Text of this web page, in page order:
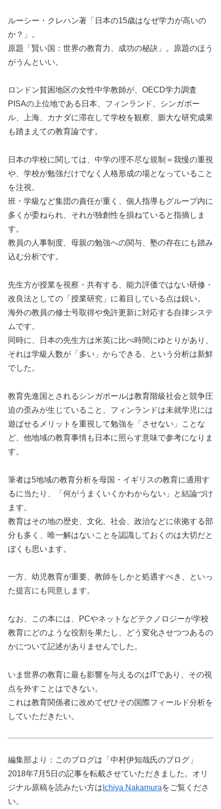
ルーシー・クレハン著「日本の15歳はなぜ学力が高いの
か？」。
原題「賢い国：世界の教育力、成功の秘訣」。原題のほう
がうんといい。
ロンドン貧困地区の女性中学教師が、OECD学力調査
PISAの上位地である日本、フィンランド、シンガポー
ル、上海、カナダに滞在して学校を観察、膨大な研究成果
も踏まえての教育論です。
日本の学校に関しては、中学の理不尽な規制＝我慢の重視
や、学校が勉強だけでなく人格形成の場となっていること
を注視。
班・学級など集団の責任が重く、個人指導もグループ内に
多くが委ねられ、それが独創性を損ねていると指摘しま
す。
教員の人事制度、母親の勉強への関与、塾の存在にも踏み
込む分析です。
先生方が授業を視察・共有する、能力評価ではない研修・
改良法としての「授業研究」に着目している点は鋭い。
海外の教員の修士号取得や免許更新に対応する自律システ
ムです。
同時に、日本の先生方は米英に比べ時間にゆとりがあり、
それは学級人数が「多い」からできる、という分析は新鮮
でした。
教育先進国とされるシンガポールは教育階級社会と競争圧
迫の歪みが生じていること、フィンランドは未就学児には
遊ばせるメリットを重視して勉強を「させない」ことな
ど、他地域の教育事情も日本に照らす意味で参考になりま
す。
筆者は5地域の教育分析を母国・イギリスの教育に適用す
るに当たり、「何がうまくいくかわからない」と結論づけ
ます。
教育はその地の歴史、文化、社会、政治などに依拠する部
分も多く、唯一解はないことを認識しておくのは大切だと
ぼくも思います。
一方、幼児教育が重要、教師をしかと処遇すべき、といっ
た提言にも同意します。
なお、この本には、PCやネットなどテクノロジーが学校
教育にどのような役割を果たし、どう変化させつつあるの
かについて記述がありませんでした。
いま世界の教育に最も影響を与えるのはITであり、その視
点を外すことはできない。
これは教育関係者に改めてぜひその国際フィールド分析を
していただきたい。
編集部より：このブログは「中村伊知哉氏のブログ」
2018年7月5日の記事を転載させていただきました。オリ
ジナル原稿を読みたい方は Ichiya Nakamuraをご覧くださ
い。